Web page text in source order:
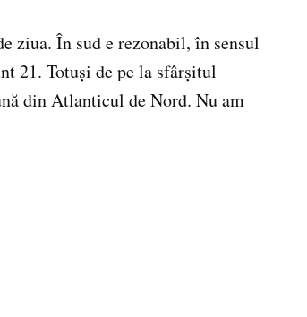
ziua. În sud e rezonabil, în sensul
21. Totuşi de pe la sfârşitul
din Atlanticul de Nord. Nu am